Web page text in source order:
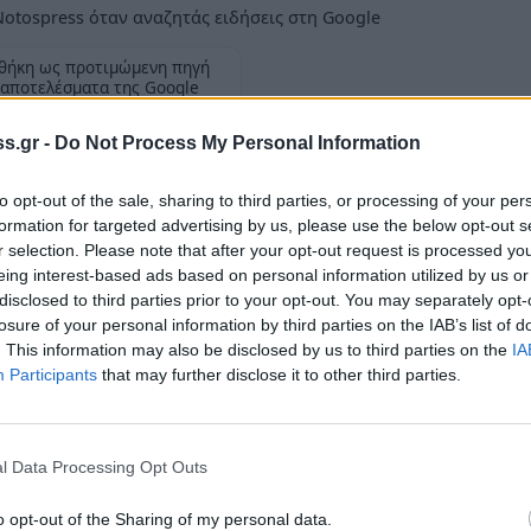
- Do Not Process My Personal Information
opt-out of the sale, sharing to third parties, or processing of your
for targeted advertising by us, please use the below opt-out
selection. Please note that after your opt-out request is processed
interest-based ads based on personal information utilized by us
to third parties prior to your opt-out. You may separately
of your personal information by third parties on the IAB’s list of
This information may also be disclosed by us to third parties on the
Participants that may further disclose it to other third parties.
Data Processing Opt Outs
opt-out of the Sharing of my personal data.
όταν αναζητάς ειδήσεις στη Google
ως προτιμώμενη πηγή
της Google
χθες Τετάρτη 6 Απριλίου και ώρα 21:45
καλυμμένα τα χαρακτηριστικά τους,
στιγμή που μετέβαινε στην οικία του, και
που περιείχε κοσμήματα και
διέφυγαν πεζοί προς άγνωστη